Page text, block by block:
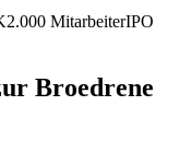
2.000 MitarbeiterIPO
Broedrene